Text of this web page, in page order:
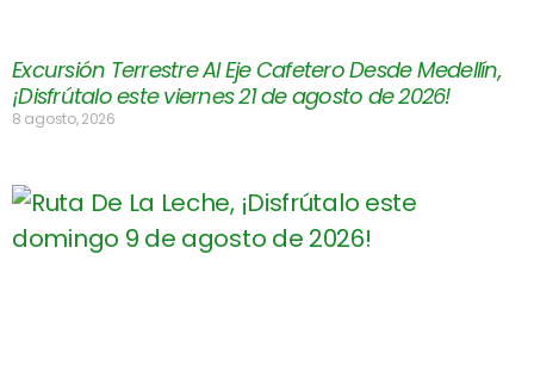
Excursión Terrestre Al Eje Cafetero Desde Medellín,
¡Disfrútalo este viernes 21 de agosto de 2026!
8 agosto, 2026